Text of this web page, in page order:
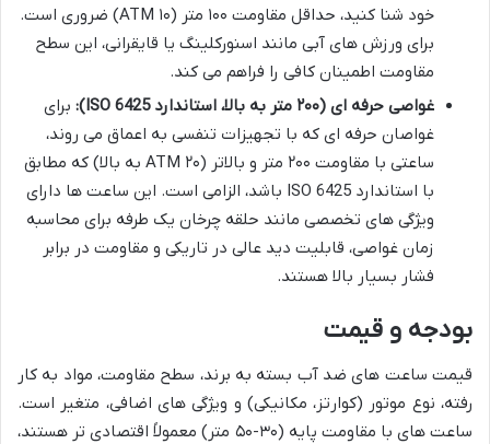
خود شنا کنید، حداقل مقاومت ۱۰۰ متر (۱۰ ATM) ضروری است.
برای ورزش های آبی مانند اسنورکلینگ یا قایقرانی، این سطح
مقاومت اطمینان کافی را فراهم می کند.
غواصی حرفه ای (۲۰۰ متر به بالا، استاندارد ISO 6425):
برای
غواصان حرفه ای که با تجهیزات تنفسی به اعماق می روند،
ساعتی با مقاومت ۲۰۰ متر و بالاتر (۲۰ ATM به بالا) که مطابق
با استاندارد ISO 6425 باشد، الزامی است. این ساعت ها دارای
ویژگی های تخصصی مانند حلقه چرخان یک طرفه برای محاسبه
زمان غواصی، قابلیت دید عالی در تاریکی و مقاومت در برابر
فشار بسیار بالا هستند.
بودجه و قیمت
قیمت ساعت های ضد آب بسته به برند، سطح مقاومت، مواد به کار
رفته، نوع موتور (کوارتز، مکانیکی) و ویژگی های اضافی، متغیر است.
ساعت های با مقاومت پایه (۳۰-۵۰ متر) معمولاً اقتصادی تر هستند،